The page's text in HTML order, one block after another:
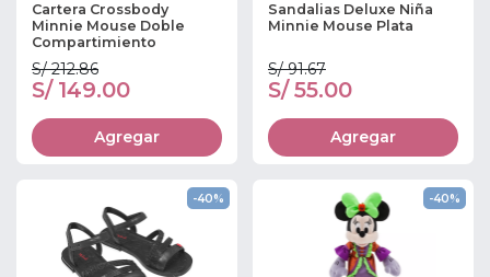
Cartera Crossbody
Minnie Mouse Doble
Compartimiento
S/ 212.86
S/ 149.00
Agregar
Sandalias Deluxe Niña
Minnie Mouse Plata
S/ 91.67
S/ 55.00
Agregar
-40% -40%